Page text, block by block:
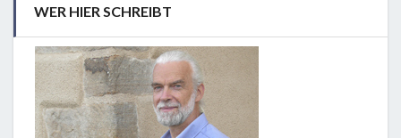
WER HIER SCHREIBT